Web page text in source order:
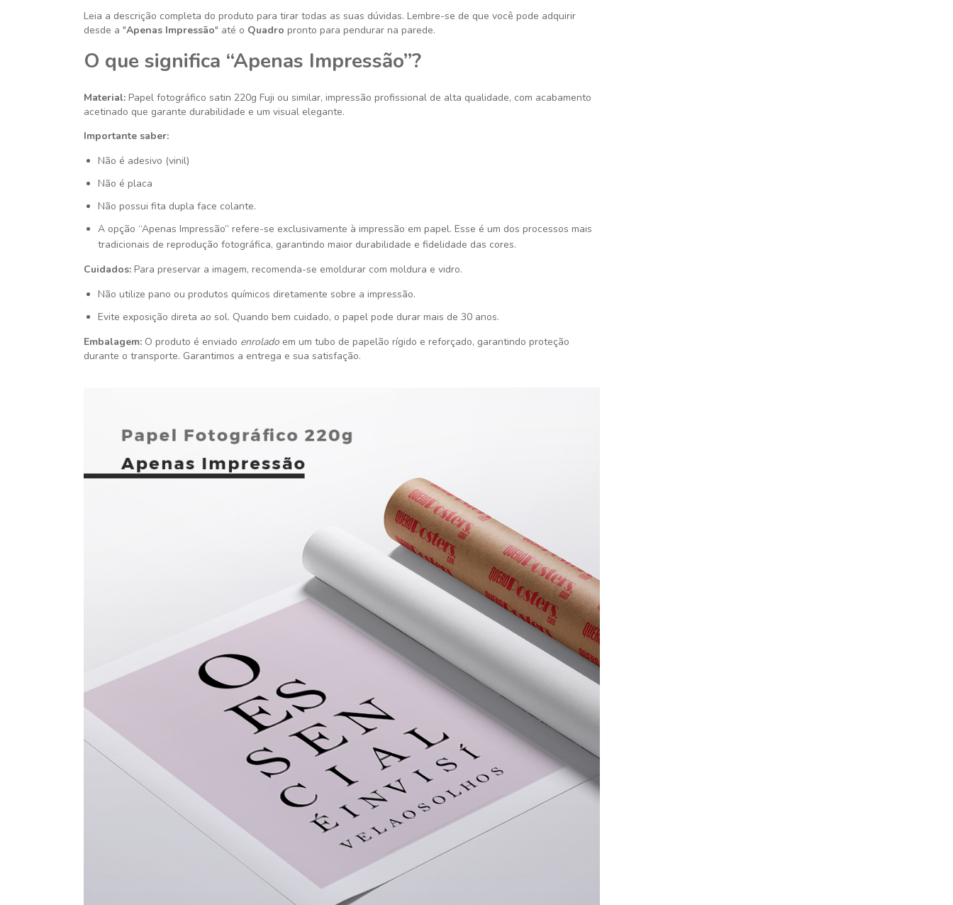
Leia a descrição completa do produto para tirar todas as suas dúvidas. Lembre-se de que você pode adquirir
desde a "Apenas Impressão" até o Quadro pronto para pendurar na parede.
O que significa “Apenas Impressão”?
Material: Papel fotográfico satin 220g Fuji ou similar, impressão profissional de alta qualidade, com acabamento
acetinado que garante durabilidade e um visual elegante.
Importante saber:
Não é adesivo (vinil)
Não é placa
Não possui fita dupla face colante.
A opção “Apenas Impressão” refere-se exclusivamente à impressão em papel. Esse é um dos processos mais
tradicionais de reprodução fotográfica, garantindo maior durabilidade e fidelidade das cores.
Cuidados: Para preservar a imagem, recomenda-se emoldurar com moldura e vidro.
Não utilize pano ou produtos químicos diretamente sobre a impressão.
Evite exposição direta ao sol. Quando bem cuidado, o papel pode durar mais de 30 anos.
Embalagem: O produto é enviado enrolado em um tubo de papelão rígido e reforçado, garantindo proteção
durante o transporte. Garantimos a entrega e sua satisfação.